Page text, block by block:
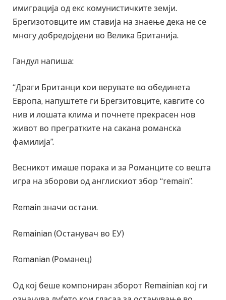
имиграција од екс комунистичките земји.
Брегизотовците им ставија на знаење дека не се
многу добредојдени во Велика Британија.
Гандул напиша:
“Драги Британци кои верувате во обединета
Европа, напуштете ги Брегзитовците, кавгите со
нив и лошата клима и почнете прекрасен нов
живот во прегратките на сакана романска
фамилија”.
Весникот имаше порака и за Романците со вешта
игра на зборови од англискиот збор “remain”.
Remain значи остани.
Remainian (Останувач во ЕУ)
Romanian (Романец)
Од кој беше компониран зборот Remainian кој ги